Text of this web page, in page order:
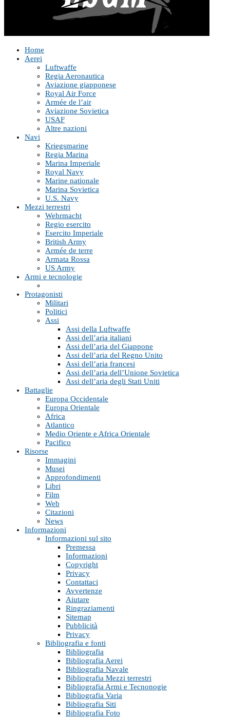
Home
Aerei
Luftwaffe
Regia Aeronautica
Aviazione giapponese
Royal Air Force
Armée de l’air
Aviazione Sovietica
USAF
Altre nazioni
Navi
Kriegsmarine
Regia Marina
Marina Imperiale
Royal Navy
Marine nationale
Marina Sovietica
U.S. Navy
Mezzi terrestri
Wehrmacht
Regio esercito
Esercito Imperiale
British Army
Armée de terre
Armata Rossa
US Army
Armi e tecnologie
Protagonisti
Militari
Politici
Assi
Assi della Luftwaffe
Assi dell’aria italiani
Assi dell’aria del Giappone
Assi dell’aria del Regno Unito
Assi dell’aria francesi
Assi dell’aria dell’Unione Sovietica
Assi dell’aria degli Stati Uniti
Battaglie
Europa Occidentale
Europa Orientale
Africa
Atlantico
Medio Oriente e Africa Orientale
Pacifico
Risorse
Immagini
Musei
Approfondimenti
Libri
Film
Web
Citazioni
News
Informazioni
Informazioni sul sito
Premessa
Informazioni
Copyright
Privacy
Contattaci
Avvertenze
Aiutare
Ringraziamenti
Sitemap
Pubblicità
Privacy
Bibliografia e fonti
Bibliografia
Bibliografia Aerei
Bibliografia Navale
Bibliografia Mezzi terrestri
Bibliografia Armi e Tecnonogie
Bibliografia Varia
Bibliografia Siti
Bibliografia Foto